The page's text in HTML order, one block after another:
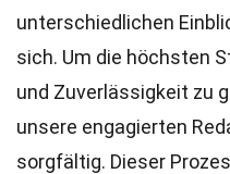
unterschiedlichen
sich. Um die höchsten
und Zuverlässigkeit zu
unsere engagierten
sorgfältig. Dieser